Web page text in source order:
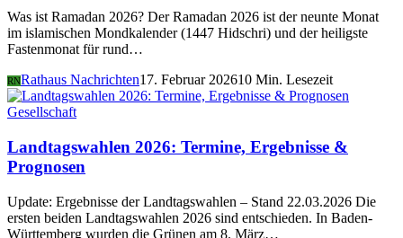
Was ist Ramadan 2026? Der Ramadan 2026 ist der neunte Monat
im islamischen Mondkalender (1447 Hidschri) und der heiligste
Fastenmonat für rund…
RNRathaus Nachrichten17. Februar 202610 Min. Lesezeit
Gesellschaft
Landtagswahlen 2026: Termine, Ergebnisse &
Prognosen
Update: Ergebnisse der Landtagswahlen – Stand 22.03.2026 Die
ersten beiden Landtagswahlen 2026 sind entschieden. In Baden-
Württemberg wurden die Grünen am 8. März…